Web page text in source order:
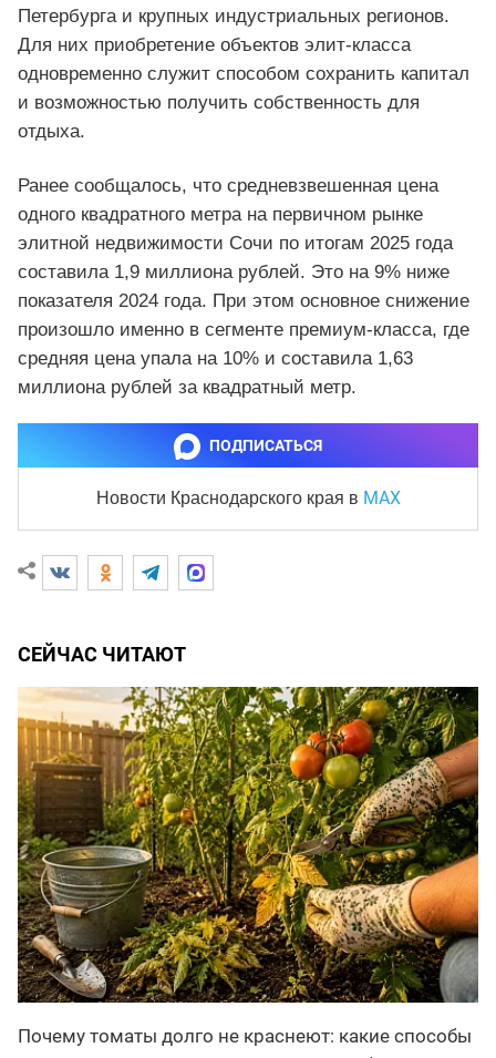
Петербурга и крупных индустриальных регионов.
Для них приобретение объектов элит-класса
одновременно служит способом сохранить капитал
и возможностью получить собственность для
отдыха.
Ранее сообщалось, что средневзвешенная цена
одного квадратного метра на первичном рынке
элитной недвижимости Сочи по итогам 2025 года
составила 1,9 миллиона рублей. Это на 9% ниже
показателя 2024 года. При этом основное снижение
произошло именно в сегменте премиум-класса, где
средняя цена упала на 10% и составила 1,63
миллиона рублей за квадратный метр.
ПОДПИСАТЬСЯ
Новости Краснодарского края в MAX
СЕЙЧАС ЧИТАЮТ
Почему томаты долго не краснеют: какие способы